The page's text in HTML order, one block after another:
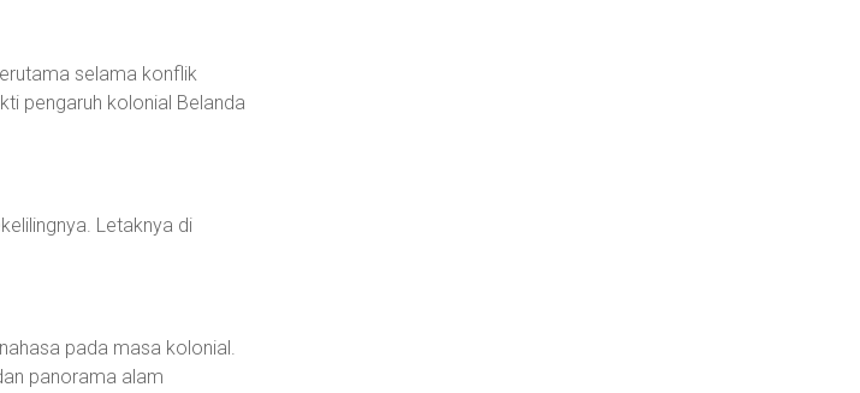
selama konflik
pengaruh kolonial Belanda
Letaknya di
pada masa kolonial.
panorama alam